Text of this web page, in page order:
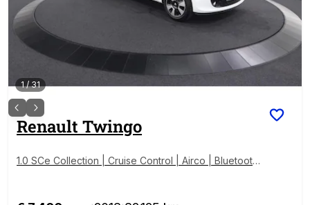
1/31
Renault Twingo
1.0 SCe Collection | Cruise Control | Airco | Bluetooth